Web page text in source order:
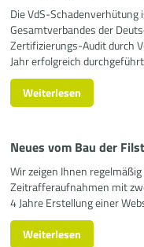
Die VdS-
Gesamtverbandes der
Zertifizierungs-Audit durch
Jahr erfolgreich
Weiterlesen
Neues vom Bau der
Wir zeigen Ihnen
Zeitrafferaufnahmen mit
4 Jahre Erstellung einer
Weiterlesen